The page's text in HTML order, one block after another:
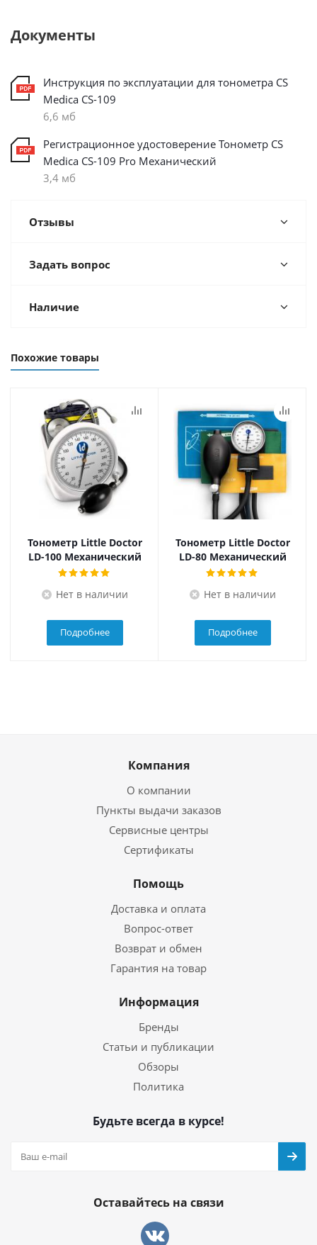
Документы
Инструкция по эксплуатации для тонометра CS
Medica CS-109
6,6 мб
Регистрационное удостоверение Тонометр CS
Medica CS-109 Pro Механический
3,4 мб
Отзывы
Задать вопрос
Наличие
Похожие товары
Тонометр Little Doctor
LD-100 Механический
Нет в наличии
Подробнее
Тонометр Little Doctor
LD-80 Механический
Нет в наличии
Подробнее
Компания
О компании
Пункты выдачи заказов
Сервисные центры
Сертификаты
Помощь
Доставка и оплата
Вопрос-ответ
Возврат и обмен
Гарантия на товар
Информация
Бренды
Статьи и публикации
Обзоры
Политика
Будьте всегда в курсе!
Оставайтесь на связи